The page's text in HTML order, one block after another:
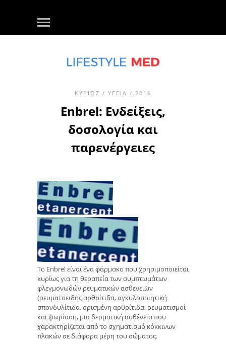
ΚΎΡΙΟΣ / ΥΓΕΊΑ / 2016
Enbrel: Ενδείξεις,
δοσολογία και
παρενέργειες
Το Enbrel είναι ένα φάρμακο που χρησιμοποιείται
κυρίως για τη θεραπεία των συμπτωμάτων
φλεγμονωδών ρευματικών ασθενειών
(ρευματοειδής αρθρίτιδα, αγκυλοποιητική
σπονδυλίτιδα, ορισμένη αρθρίτιδα, ρευματισμοί
και ψωρίαση, μια δερματική ασθένεια που
χαρακτηρίζεται από το σχηματισμό κόκκινων
πλακών σε διάφορα μέρη του σώματος.